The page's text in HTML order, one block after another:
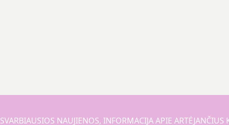
SVARBIAUSIOS NAUJIENOS, INFORMACIJA APIE ARTĖJANČIUS